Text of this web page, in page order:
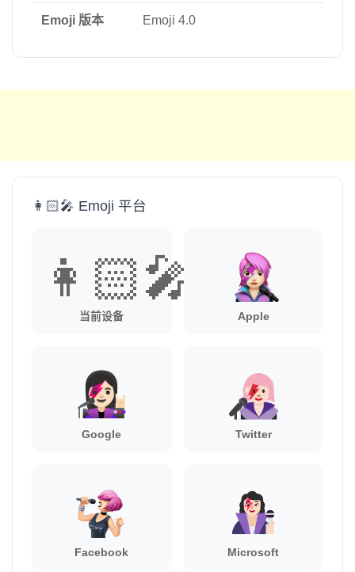
Emoji 版本 Emoji 4.0
👩🏻‍🎤 Emoji 平台
👩🏻‍🎤
当前设备 Apple
Google Twitter
Facebook Microsoft